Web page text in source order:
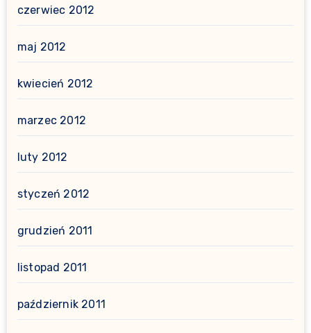
czerwiec 2012
maj 2012
kwiecień 2012
marzec 2012
luty 2012
styczeń 2012
grudzień 2011
listopad 2011
październik 2011